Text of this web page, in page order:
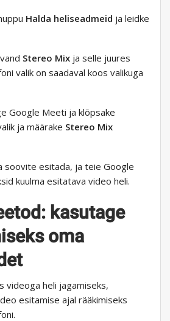
Halda heliseadmeid ja leidke
Stereo Mix ja selle juures
valik on saadaval koos valikuga
Google Meeti ja klõpsake
ja määrake Stereo Mix
soovite esitada, ja teie Google
kuulma esitatava video heli.
kasutage
oma
videoga heli jagamiseks,
esitamise ajal rääkimiseks